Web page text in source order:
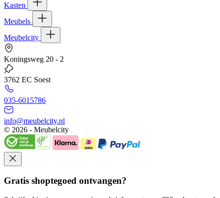
Kasten
Meubels
Meubelcity
Koningsweg 20 - 2
3762 EC Soest
035-6015786
info@meubelcity.nl
© 2026 - Meubelcity
Gratis shoptegoed ontvangen?